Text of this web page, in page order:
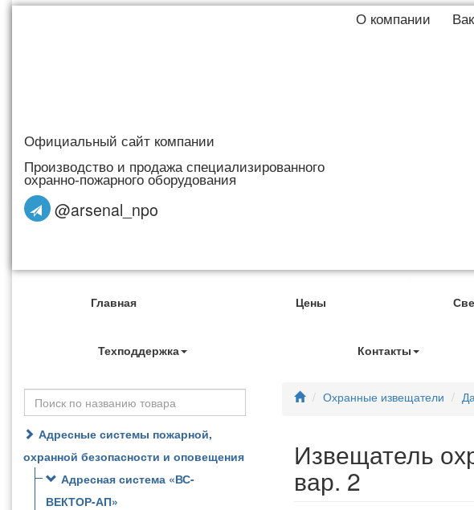
О компании
Официальный сайт компании
Производство и продажа специализированного
охранно-пожарного оборудования
@arsenal_npo
Главная Цены
Техподдержка Контакты
Адресные системы пожарной,
охранной безопасности и оповещения
Адресная система «ВС-
ВЕКТОР-АП»
Охранные извещатели
Извещатель
вар. 2